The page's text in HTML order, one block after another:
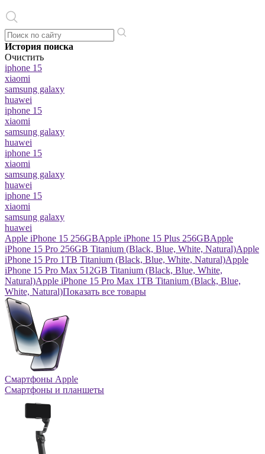
История поиска
Очистить
iphone 15
xiaomi
samsung galaxy
huawei
iphone 15
xiaomi
samsung galaxy
huawei
iphone 15
xiaomi
samsung galaxy
huawei
iphone 15
xiaomi
samsung galaxy
huawei
Apple iPhone 15 256GBApple iPhone 15 Plus 256GBApple
iPhone 15 Pro 256GB Titanium (Black, Blue, White, Natural)Apple
iPhone 15 Pro 1TB Titanium (Black, Blue, White, Natural)Apple
iPhone 15 Pro Max 512GB Titanium (Black, Blue, White,
Natural)Apple iPhone 15 Pro Max 1TB Titanium (Black, Blue,
White, Natural)Показать все товары
Смартфоны Apple
Смартфоны и планшеты